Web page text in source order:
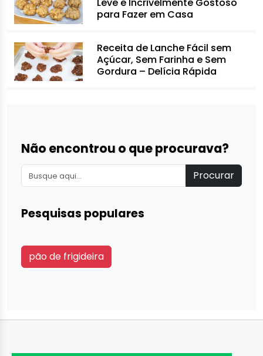
Leve e Incrivelmente Gostoso
para Fazer em Casa
Receita de Lanche Fácil sem
Açúcar, Sem Farinha e Sem
Gordura – Delícia Rápida
Não encontrou o que procurava?
Procurar
Pesquisas populares
pão de frigideira